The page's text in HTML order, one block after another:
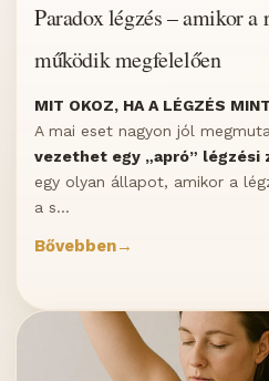
Paradox légzés – amikor a
működik megfelelően
MIT OKOZ, HA A LÉGZÉS
A mai eset nagyon jól
vezethet egy „apró” légzési
egy olyan állapot, amikor a
a s...
Bővebben